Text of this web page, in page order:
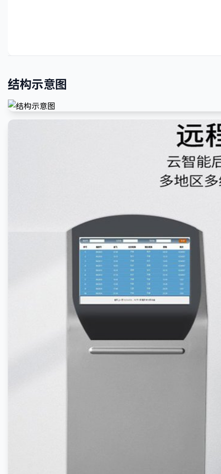
结构示意图